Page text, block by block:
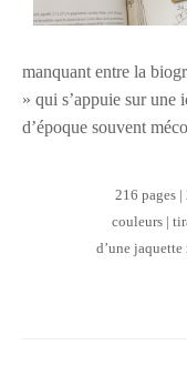
manquant entre la
» qui s’appuie sur une
d’époque souvent
216 pages
couleurs |
d’une